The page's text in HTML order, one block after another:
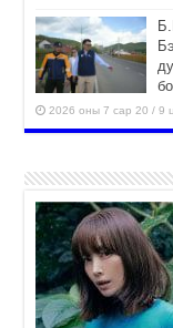
2026 оны 7 сар 20 / 9
2026 оны 7 сар 20 / 9